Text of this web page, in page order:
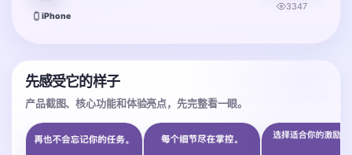
iPhone
3347
先感受它的样子
产品截图、核心功能和体验亮点，先完整看一眼。